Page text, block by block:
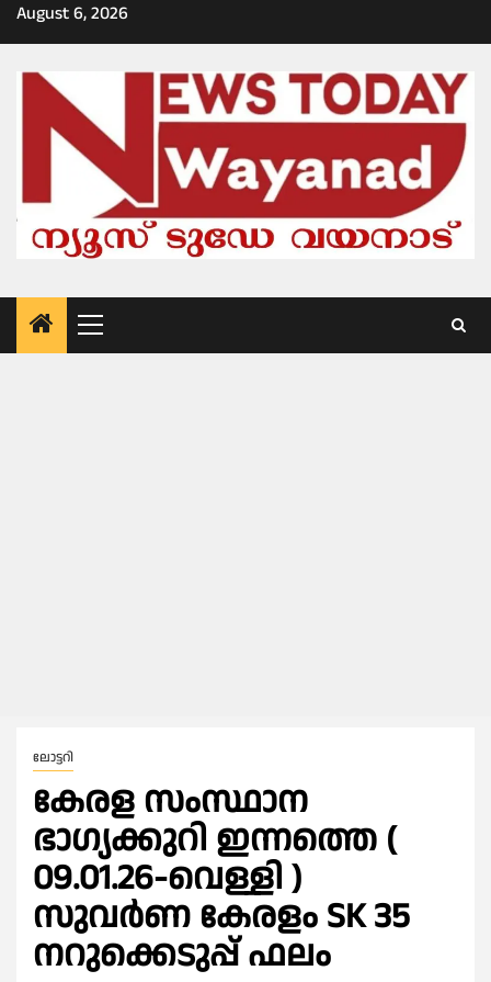
Skip
to
August 6, 2026
Primary
Menu
ലോട്ടറി
കേരള സംസ്ഥാന
ഭാഗ്യക്കുറി ഇന്നത്തെ (
09.01.26-വെള്ളി )
സുവർണ കേരളം SK 35
നറുക്കെടുപ്പ് ഫലം